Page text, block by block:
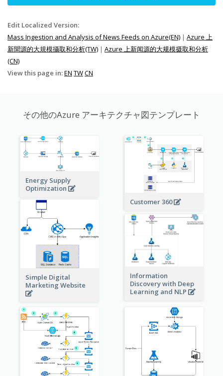
Edit Localized Version:
Mass Ingestion and Analysis of News Feeds on Azure(EN) | Azure 上
新聞源的大規模攝取和分析(TW) | Azure 上新闻源的大规模摄取和分析
(CN)
View this page in:EN TWCN
その他のAzure アーキテクチャ図テンプレート
Energy Supply
Optimization
Customer 360
Simple Digital
Marketing Website
Information
Discovery with Deep
Learning and NLP